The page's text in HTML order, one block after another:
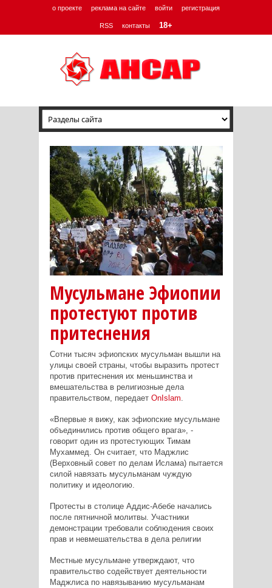
о проекте реклама на сайте войти регистрация
RSS контакты 18+
Мусульмане Эфиопии
протестуют против
притеснения
Сотни тысяч эфиопских мусульман вышли на
улицы своей страны, чтобы выразить протест
против притеснения их меньшинства и
вмешательства в религиозные дела
правительством, передает OnIslam.
«Впервые я вижу, как эфиопские мусульмане
объединились против общего врага», -
говорит один из протестующих Тимам
Мухаммед. Он считает, что Маджлис
(Верховный совет по делам Ислама) пытается
силой навязать мусульманам чуждую
политику и идеологию.
Протесты в столице Аддис-Абебе начались
после пятничной молитвы. Участники
демонстрации требовали соблюдения своих
прав и невмешательства в дела религии
Местные мусульмане утверждают, что
правительство содействует деятельности
Маджлиса по навязыванию мусульманам